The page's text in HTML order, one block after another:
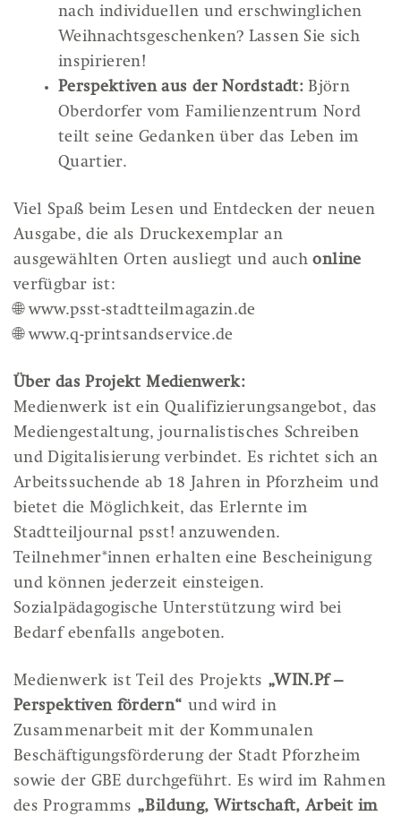
nach individuellen und erschwinglichen
Weihnachtsgeschenken? Lassen Sie sich
inspirieren!
Perspektiven aus der Nordstadt:Björn
Oberdorfer vom Familienzentrum Nord
teilt seine Gedanken über das Leben im
Quartier.
Viel Spaß beim Lesen und Entdecken der neuen
Ausgabe, die als Druckexemplar an
ausgewählten Orten ausliegt und auchonline
verfügbar ist:
🌐www.psst-stadtteilmagazin.de
🌐www.q-printsandservice.de
Über das Projekt Medienwerk:
Medienwerk ist ein Qualifizierungsangebot, das
Mediengestaltung, journalistisches Schreiben
und Digitalisierung verbindet. Es richtet sich an
Arbeitssuchende ab 18 Jahren in Pforzheim und
bietet die Möglichkeit, das Erlernte im
Stadtteiljournal psst! anzuwenden.
Teilnehmer*innen erhalten eine Bescheinigung
und können jederzeit einsteigen.
Sozialpädagogische Unterstützung wird bei
Bedarf ebenfalls angeboten.
Medienwerk ist Teil des Projekts „WIN.Pf –
Perspektiven fördern“ und wird in
Zusammenarbeit mit der Kommunalen
Beschäftigungsförderung der Stadt Pforzheim
sowie der GBE durchgeführt. Es wird im Rahmen
des Programms „Bildung, Wirtschaft, Arbeit im